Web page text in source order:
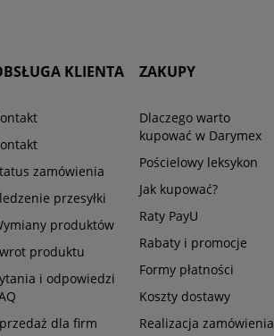
KLIENTA
zamówienia
przesyłki
produktów
produktu
i odpowiedzi
dla firm
ZAKUPY
Dlaczego warto
kupować w Darymex
Pościelowy leksykon
Jak kupować?
Raty PayU
Rabaty i promocje
Formy płatności
Koszty dostawy
Realizacja zamówienia